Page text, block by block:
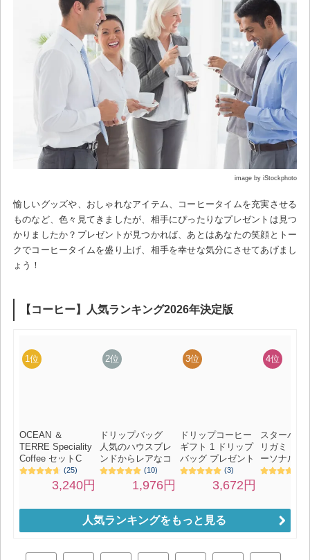
image by iStockphoto
愉しいグッズや、おしゃれなアイテム、コーヒータイムを充実させる
ものなど、色々見てきましたが、相手にぴったりなプレゼントは見つ
かりましたか？プレゼントが見つかれば、あとはあなたの笑顔とトー
クでコーヒータイムを盛り上げ、相手を幸せな気分にさせてあげまし
ょう！
人気ランキングをもっと見る